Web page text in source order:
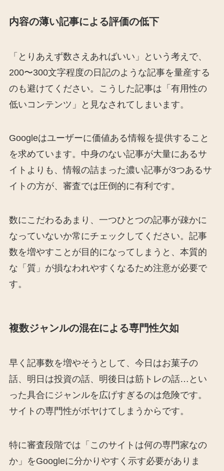
内容の薄い記事による評価の低下
「とりあえず数さえあればいい」という考えで、
200〜300文字程度の日記のような記事を量産する
のも避けてください。こうした記事は「有用性の
低いコンテンツ」と見なされてしまいます。
Googleはユーザーに価値ある情報を提供すること
を求めています。中身のない記事が大量にあるサ
イトよりも、情報の詰まった濃い記事が3つあるサ
イトの方が、審査では圧倒的に有利です。
数にこだわるあまり、一つひとつの記事が疎かに
なっていないか常にチェックしてください。記事
数を増やすことが目的になってしまうと、本質的
な「質」が損なわれやすくなるため注意が必要で
す。
複数ジャンルの混在による専門性欠如
早く記事数を増やそうとして、今日はお菓子の
話、明日は投資の話、明後日は筋トレの話…とい
った具合にジャンルを広げすぎるのは危険です。
サイトの専門性がボヤけてしまうからです。
特に審査段階では「このサイトは何の専門家なの
か」をGoogleに分かりやすく示す必要がありま